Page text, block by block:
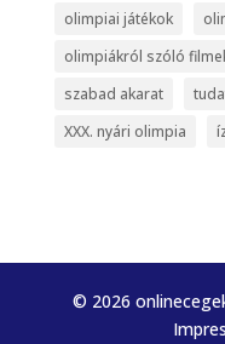
olimpiai játékok
olimpiákról szóló
szabad akarat
XXX. nyári olimpia
© 2026